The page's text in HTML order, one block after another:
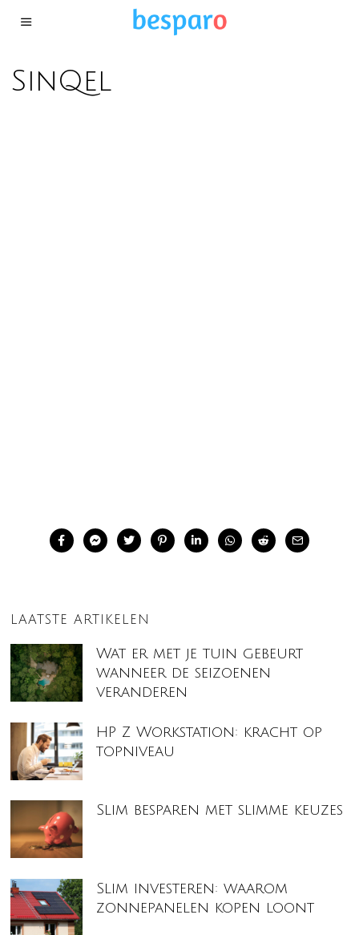
SinQel
LAATSTE ARTIKELEN
Wat er met je tuin gebeurt
wanneer de seizoenen
veranderen
HP Z Workstation: kracht op
topniveau
Slim besparen met slimme keuzes
Slim investeren: waarom
zonnepanelen kopen loont